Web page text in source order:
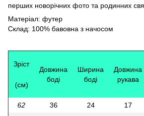
перших новорічних фото та родинних
Матеріал: футер
Склад: 100% бавовна з начосом
Зріст
(см)
Довжина
боді
Ширина
боді
Довжина
рукава
62 36 24 17